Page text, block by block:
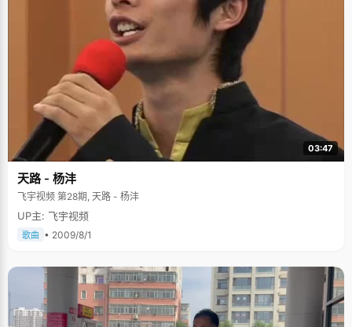
03:47
天路 - 杨沣
飞宇视频 第28期, 天路 - 杨沣
UP主: 飞宇视频
歌曲 • 2009/8/1